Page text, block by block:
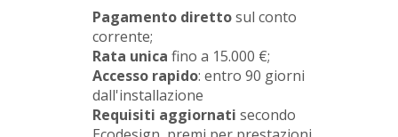
Pagamento direttosul conto
corrente;
Rata unica fino a 15.000 €;
Accesso rapido: entro 90 giorni
dall'installazione
Requisiti aggiornati secondo